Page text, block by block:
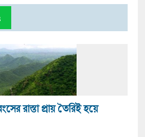
রাস্তা প্রায় তৈরিই হয়ে